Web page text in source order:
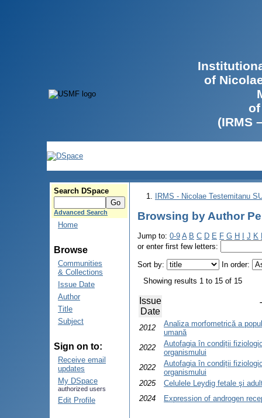
of
(IRMS
Search DSpace
Advanced Search
Home
Browse
Communities
& Collections
Issue Date
Author
Title
Subject
Sign on to:
Receive email
updates
My DSpace
authorized users
Edit Profile
IRMS - Nicolae Testemitanu
Browsing by Author
Jump to: 0-9 A B C D E F G H J K
or enter first few letters:
Sort by:
In order:
Showing results 1 to 15 of 15
Issue
Date
2012
Analiza morfometrică a
umană
2022
Autofagia în condiții
organismului
2022
Autofagia în condiții
organismului
2025
Celulele Leydig fetale şi
2024
Expression of androgen